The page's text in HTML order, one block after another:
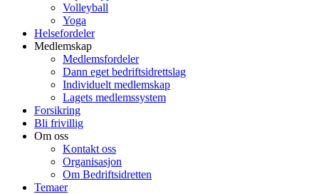
Volleyball
Yoga
Helsefordeler
Medlemskap
Medlemsfordeler
Dann eget bedriftsidrettslag
Individuelt medlemskap
Lagets medlemssystem
Forsikring
Bli frivillig
Om oss
Kontakt oss
Organisasjon
Om Bedriftsidretten
Temaer